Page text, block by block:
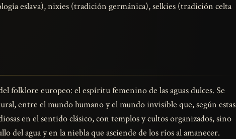
eslava), nixies (tradición germánica), selkies (tradición celta
folklore europeo: el espíritu femenino de las aguas dulces. Se
entre el mundo humano y el mundo invisible que, según estas
en el sentido clásico, con templos y cultos organizados, sino
del agua y en la niebla que asciende de los ríos al amanecer.